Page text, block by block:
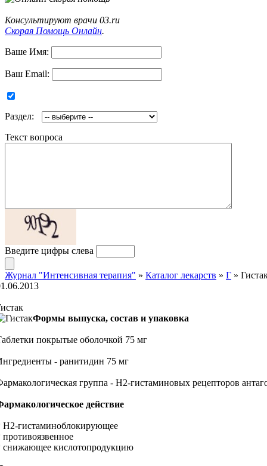
Консультируют врачи 03.ru
Скорая Помощь Онлайн.
Ваше Имя:
Ваш Email:
Раздел:
Текст вопроса
Введите цифры слева
Журнал "Интенсивная терапия" » Каталог лекарств » Г »
Формы выпуска, состав и упаковка
покрытые оболочкой 75 мг
- ранитидин 75 мг
группа - H2-гистаминовых рецепторов
действие
H2-гистаминоблокирующее
снижающее кислотопродукцию